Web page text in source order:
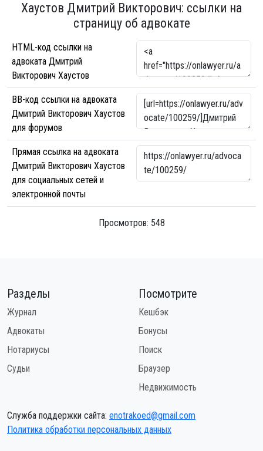
Хаустов Дмитрий Викторович: ссылки на
страницу об адвокате
HTML-код ссылки на
адвоката Дмитрий
Викторович Хаустов
BB-код ссылки на адвоката
Дмитрий Викторович Хаустов
для форумов
Прямая ссылка на адвоката
Дмитрий Викторович Хаустов
для социальных сетей и
электронной почты
Просмотров: 548
Разделы
Журнал
Адвокаты
Нотариусы
Судьи
Посмотрите
Кешбэк
Бонусы
Поиск
Браузер
Недвижимость
Служба поддержки сайта: enotrakoed@gmail.com
Политика обработки персональных данных